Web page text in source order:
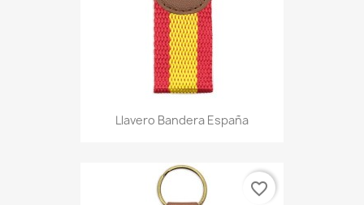
Llavero Bandera España
favorite_border